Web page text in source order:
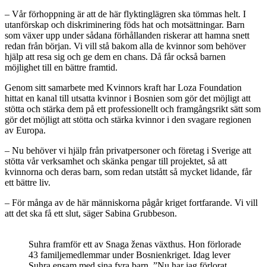
– Vår förhoppning är att de här flyktinglägren ska tömmas helt. I
utanförskap och diskriminering föds hat och motsättningar. Barn
som växer upp under sådana förhållanden riskerar att hamna snett
redan från början. Vi vill stå bakom alla de kvinnor som behöver
hjälp att resa sig och ge dem en chans. Då får också barnen
möjlighet till en bättre framtid.
Genom sitt samarbete med Kvinnors kraft har Loza Foundation
hittat en kanal till utsatta kvinnor i Bosnien som gör det möjligt att
stötta och stärka dem på ett professionellt och framgångsrikt sätt som
gör det möjligt att stötta och stärka kvinnor i den svagare regionen
av Europa.
– Nu behöver vi hjälp från privatpersoner och företag i Sverige att
stötta vår verksamhet och skänka pengar till projektet, så att
kvinnorna och deras barn, som redan utstått så mycket lidande, får
ett bättre liv.
– För många av de här människorna pågår kriget fortfarande. Vi vill
att det ska få ett slut, säger Sabina Grubbeson.
Suhra framför ett av Snaga ženas växthus. Hon förlorade
43 familjemedlemmar under Bosnienkriget. Idag lever